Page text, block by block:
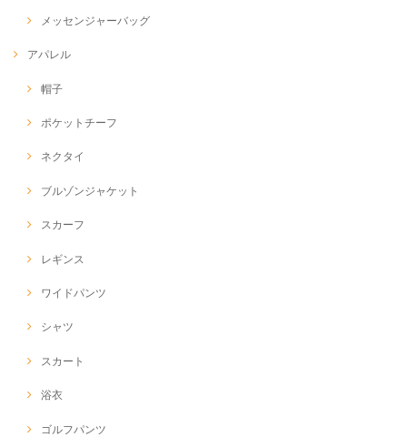
メッセンジャーバッグ
アパレル
帽子
ポケットチーフ
ネクタイ
ブルゾンジャケット
スカーフ
レギンス
ワイドパンツ
シャツ
スカート
浴衣
ゴルフパンツ